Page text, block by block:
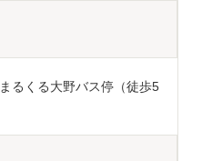
るくる大野バス停（徒歩5